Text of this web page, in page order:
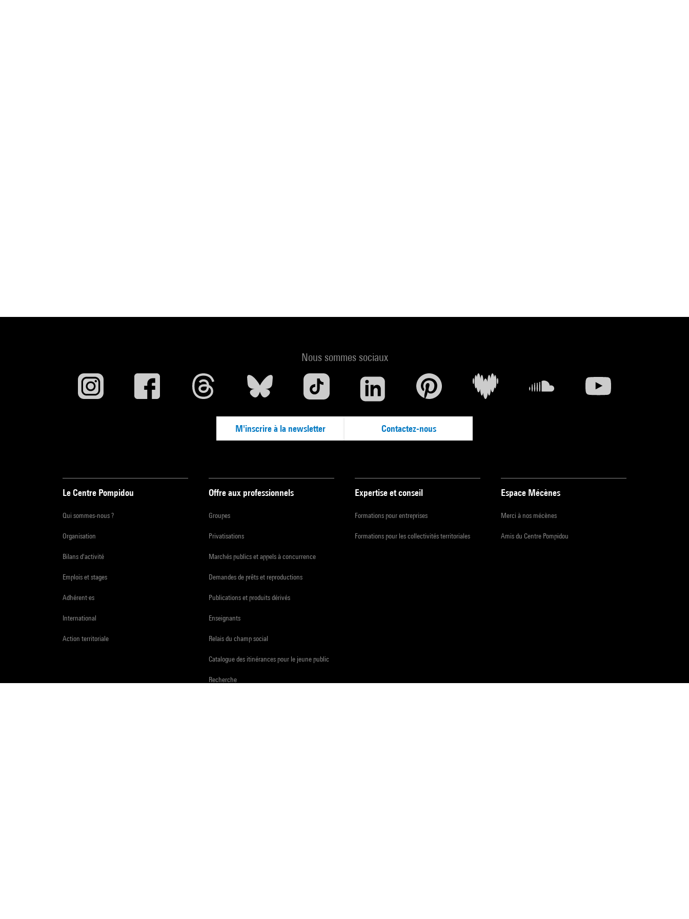
Nous sommes sociaux
M'inscrire à la newsletter Contactez-nous
Le Centre Pompidou
Qui sommes-nous ?
Organisation
Bilans d'activité
Emplois et stages
Adhérent·es
International
Action territoriale
Offre aux professionnels
Groupes
Privatisations
Marchés publics et appels à concurrence
Demandes de prêts et reproductions
Publications et produits dérivés
Enseignants
Relais du champ social
Catalogue des itinérances pour le jeune public
Recherche
Expertise et conseil
Formations pour entreprises
Formations pour les collectivités territoriales
Espace Mécènes
Merci à nos mécènes
Amis du Centre Pompidou